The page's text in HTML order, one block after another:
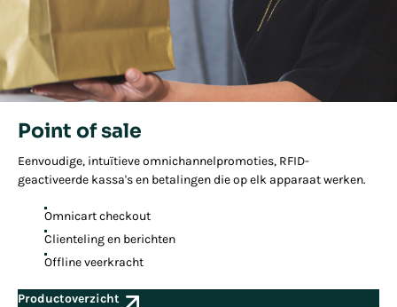
Point of sale
Eenvoudige, intuïtieve omnichannelpromoties, RFID-
geactiveerde kassa's en betalingen die op elk apparaat werken.
Omnicart checkout
Clienteling en berichten
Offline veerkracht
Productoverzicht